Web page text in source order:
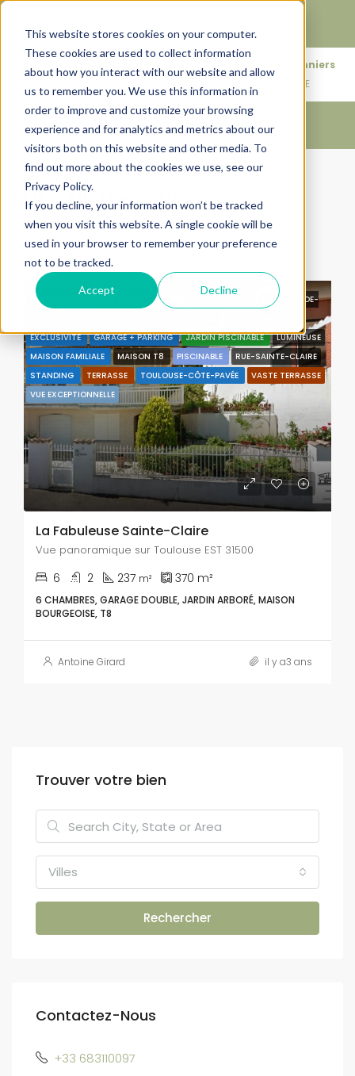
This website stores cookies on your computer.
These cookies are used to collect information
about how you interact with our website and allow
us to remember you. We use this information in
order to improve and customize your browsing
experience and for analytics and metrics about our
visitors both on this website and other media. To
find out more about the cookies we use, see our
Privacy Policy.
If you decline, your information won’t be tracked
when you visit this website. A single cookie will be
used in your browser to remember your preference
not to be tracked.
Accept Decline
patrimoine.
76 rue des Amidonniers
31000 TOULOUSE
Accueil RUE SAINTE-CLAIRE
RUE SAINTE-CLAIRE
1 Propriété
Trier par: Ordre par défaut
CARACTÉRISTIQUES
VENTE SUSPENDUE CALME
CHATEAU-DE-
EXCLUSIVITÉ
GARAGE + PARKING JARDIN PISCINABLE
LUMINEUSE
MAISON FAMILIALE
MAISON T8 PISCINABLE
RUE-SAINTE-CLAIRE
STANDING
TERRASSE TOULOUSE-CÔTE-PAVÉE
VASTE TERRASSE
VUE EXCEPTIONNELLE
La Fabuleuse Sainte-Claire
Vue panoramique sur Toulouse EST 31500
6 2 237 m² 370 m²
6 CHAMBRES, GARAGE DOUBLE, JARDIN ARBORÉ, MAISON
BOURGEOISE, T8
Antoine Girard il y a3 ans
Trouver votre bien
Villes
Rechercher
Contactez-Nous
+33 683110097